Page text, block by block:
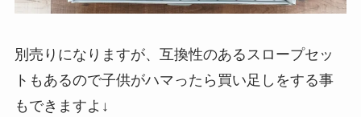
別売りになりますが、互換性のあるスロープセッ
トもあるので子供がハマったら買い足しをする事
もできますよ↓